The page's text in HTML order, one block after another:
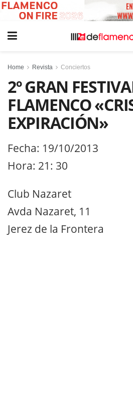
Home Revista Conciertos
2º GRAN
FLAMENCO
EXPIRACIÓN»
Fecha: 19/10/2013
Hora: 21: 30
Club Nazaret
Avda Nazaret, 11
Jerez de la Frontera